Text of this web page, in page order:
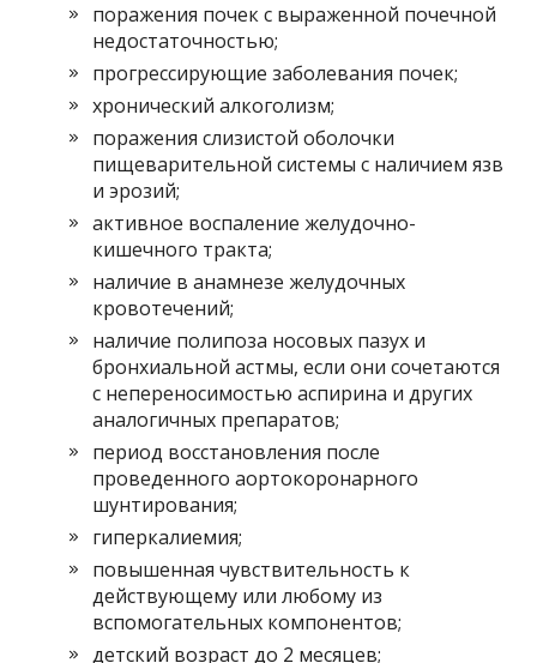
поражения почек с выраженной почечной
недостаточностью;
прогрессирующие заболевания почек;
хронический алкоголизм;
поражения слизистой оболочки
пищеварительной системы с наличием язв
и эрозий;
активное воспаление желудочно-
кишечного тракта;
наличие в анамнезе желудочных
кровотечений;
наличие полипоза носовых пазух и
бронхиальной астмы, если они сочетаются
с непереносимостью аспирина и других
аналогичных препаратов;
период восстановления после
проведенного аортокоронарного
шунтирования;
гиперкалиемия;
повышенная чувствительность к
действующему или любому из
вспомогательных компонентов;
детский возраст до 2 месяцев;